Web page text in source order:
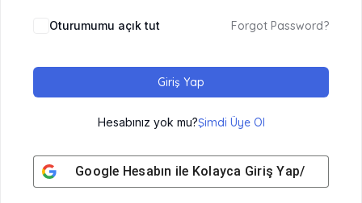
Oturumumu açık tut Forgot Password?
Giriş Yap
Hesabınız yok mu?Şimdi Üye Ol
Google Hesabın ile Kolayca Giriş Yap/ Üye Ol